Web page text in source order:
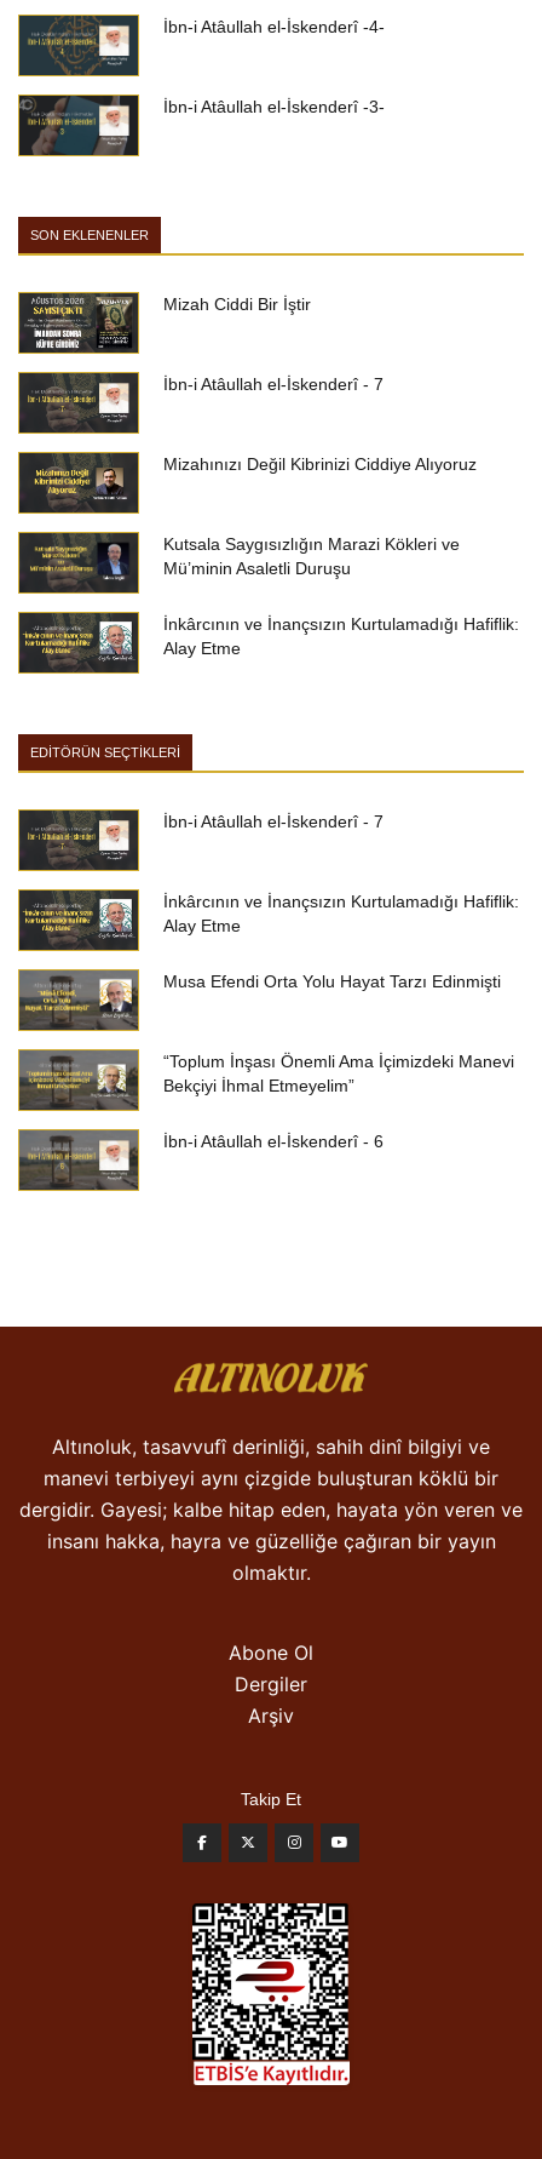
İbn-i Atâullah el-İskenderî -4-
İbn-i Atâullah el-İskenderî -3-
SON EKLENENLER
Mizah Ciddi Bir İştir
İbn-i Atâullah el-İskenderî - 7
Mizahınızı Değil Kibrinizi Ciddiye Alıyoruz
Kutsala Saygısızlığın Marazi Kökleri ve
Mü’minin Asaletli Duruşu
İnkârcının ve İnançsızın Kurtulamadığı Hafiflik:
Alay Etme
EDİTÖRÜN SEÇTİKLERİ
İbn-i Atâullah el-İskenderî - 7
İnkârcının ve İnançsızın Kurtulamadığı Hafiflik:
Alay Etme
Musa Efendi Orta Yolu Hayat Tarzı Edinmişti
“Toplum İnşası Önemli Ama İçimizdeki Manevi
Bekçiyi İhmal Etmeyelim”
İbn-i Atâullah el-İskenderî - 6
Altınoluk, tasavvufî derinliği, sahih dinî bilgiyi ve
manevi terbiyeyi aynı çizgide buluşturan köklü bir
dergidir. Gayesi; kalbe hitap eden, hayata yön veren ve
insanı hakka, hayra ve güzelliğe çağıran bir yayın
olmaktır.
Abone Ol
Dergiler
Arşiv
Takip Et